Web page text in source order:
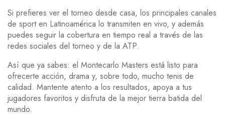
Si prefieres ver el torneo desde casa, los principales canales
de sport en Latinoamérica lo transmiten en vivo, y además
puedes seguir la cobertura en tiempo real a través de las
redes sociales del torneo y de la ATP.
Así que ya sabes: el Montecarlo Masters está listo para
ofrecerte acción, drama y, sobre todo, mucho tenis de
calidad. Mantente atento a los resultados, apoya a tus
jugadores favoritos y disfruta de la mejor tierra batida del
mundo.